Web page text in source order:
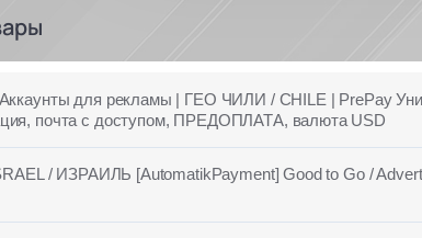
Аккаунты для рекламы | ГЕО ЧИЛИ / CHILE | PrePay
почта с доступом, ПРЕДОПЛАТА, валюта USD
/ ИЗРАИЛЬ [AutomatikPayment] Good to Go /